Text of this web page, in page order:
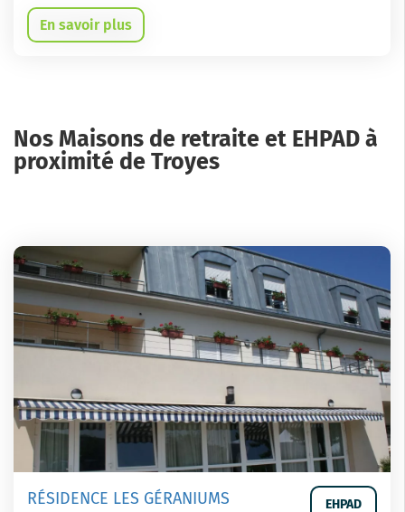
En savoir plus
Nos Maisons de retraite et EHPAD à
proximité de Troyes
RÉSIDENCE LES GÉRANIUMS EHPAD